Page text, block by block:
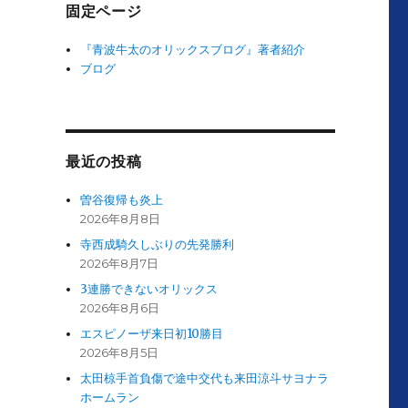
固定ページ
『青波牛太のオリックスブログ』著者紹介
ブログ
最近の投稿
曽谷復帰も炎上
2026年8月8日
寺西成騎久しぶりの先発勝利
2026年8月7日
3連勝できないオリックス
2026年8月6日
エスピノーザ来日初10勝目
2026年8月5日
太田椋手首負傷で途中交代も来田涼斗サヨナラ
ホームラン